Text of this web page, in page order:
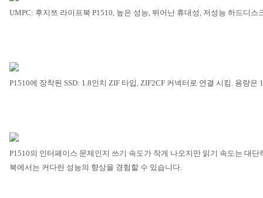
UMPC: 후지쯔 라이프북 P1510, 높은 성능, 뛰어난 휴대성 , 저성능 하드디스
P1510에 장착된 SSD: 1.8인치 ZIF 타입 , ZIF2CF 커넥터로 연결 시킴 . 용량은
P1510의 인터페이스 문제인지 쓰기 속도가 작게 나오지만 읽기 속도는 대단
북에서는 커다란 성능의 향상을 경험할 수 있습니다.